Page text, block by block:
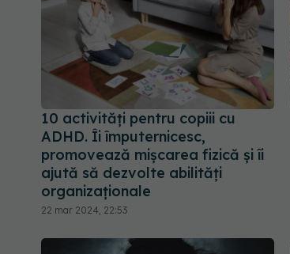
10 activități pentru copiii cu
ADHD. Îi împuternicesc,
promovează mișcarea fizică și îi
ajută să dezvolte abilități
organizaționale
22 mar 2024, 22:53